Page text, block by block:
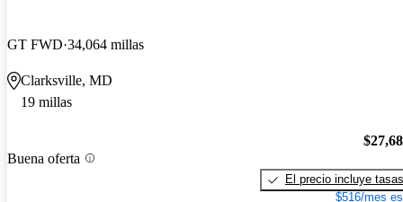
GT FWD 34,064 millas
Clarksville, MD
19 millas
Buena oferta
El precio incluye tasas
$516/mes